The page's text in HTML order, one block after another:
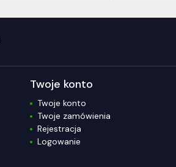
Twoje konto
Twoje konto
Twoje zamówienia
Rejestracja
Logowanie